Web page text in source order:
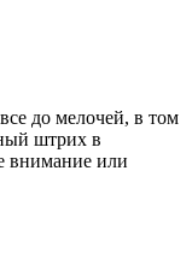
до мелочей, в том
штрих в
внимание или